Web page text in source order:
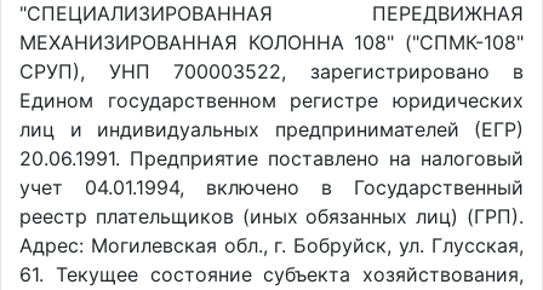
"СПЕЦИАЛИЗИРОВАННАЯ ПЕРЕДВИЖНАЯ
МЕХАНИЗИРОВАННАЯ КОЛОННА 108" ("СПМК-108"
СРУП), УНП 700003522, зарегистрировано в
Едином государственном регистре юридических
лиц и индивидуальных предпринимателей (ЕГР)
20.06.1991. Предприятие поставлено на налоговый
учет 04.01.1994, включено в Государственный
реестр плательщиков (иных обязанных лиц) (ГРП).
Адрес: Могилевская обл., г. Бобруйск, ул. Глусская,
61. Текущее состояние субъекта хозяйствования,